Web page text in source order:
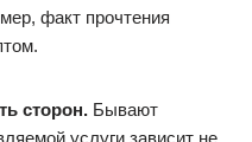
факт прочтения
сторон. Бывают
услуги зависит не